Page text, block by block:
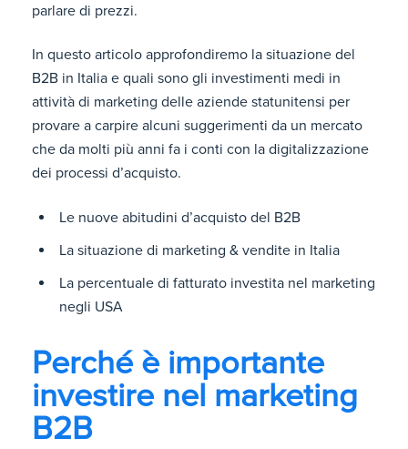
parlare di prezzi.
In questo articolo approfondiremo la situazione del
B2B in Italia e quali sono gli investimenti medi in
attività di marketing delle aziende statunitensi per
provare a carpire alcuni suggerimenti da un mercato
che da molti più anni fa i conti con la digitalizzazione
dei processi d’acquisto.
Le nuove abitudini d’acquisto del B2B
La situazione di marketing & vendite in Italia
La percentuale di fatturato investita nel marketing
negli USA
Perché è importante
investire nel marketing
B2B